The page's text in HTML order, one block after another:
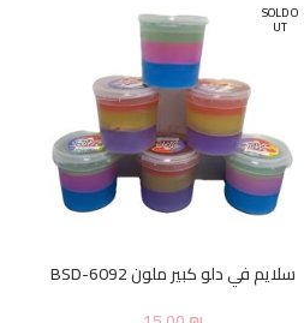
SOLD O
UT
سلايم في دلو كبير ملون BSD-6092